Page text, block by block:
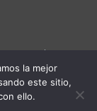
la mejor
este sitio,
ello.